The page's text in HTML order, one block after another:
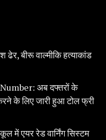
बीरू वाल्मीकि हत्याकांड
अब दफ्तरों के
के लिए जारी हुआ टोल फ्री
में एयर रेड वार्निंग सिस्टम